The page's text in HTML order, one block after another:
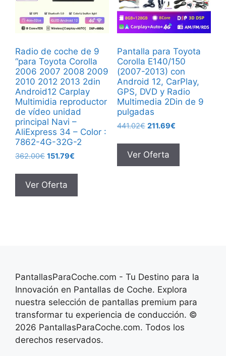
Radio de coche de 9
“para Toyota Corolla
2006 2007 2008 2009
2010 2012 2013 2din
Android12 Carplay
Multimidia reproductor
de vídeo unidad
principal Navi –
AliExpress 34 – Color :
7862-4G-32G-2
362.00€ El
original
era:
362.00€.
151.79€
actual
151.79€.
Ver Oferta
Pantalla para Toyota
Corolla E140/150
(2007-2013) con
Android 12, CarPlay,
GPS, DVD y Radio
Multimedia 2Din de 9
pulgadas
441.02€ El
original
era:
441.02€.
211.69€El
actual
211.69€.
Ver Oferta
PantallasParaCoche.com - Tu Destino para la
Innovación en Pantallas de Coche. Explora
nuestra selección de pantallas premium para
transformar tu experiencia de conducción. ©
2026 PantallasParaCoche.com. Todos los
derechos reservados.